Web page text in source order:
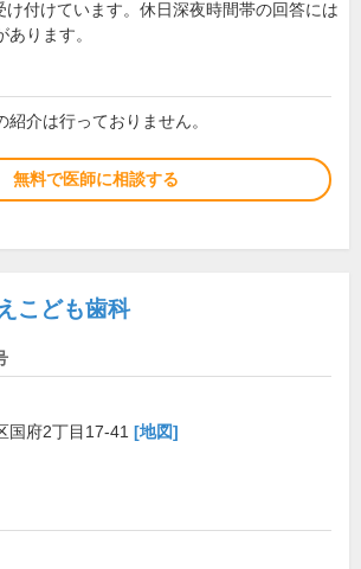
付けています。休日深夜時間帯の回答には
ります。
介は行っておりません。
無料で医師に相談する
こども歯科
国府2丁目17-41 [地図]